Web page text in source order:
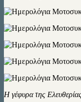
Η γέφυρα της